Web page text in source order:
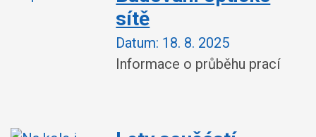
sítě
Datum: 18. 8. 2025
Informace o průběhu prací